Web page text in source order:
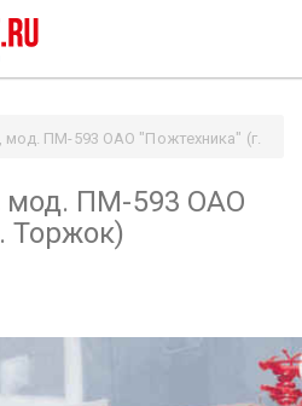
мод. ПМ-593 ОАО "Пожтехника" (г.
мод. ПМ-593 ОАО
Торжок)